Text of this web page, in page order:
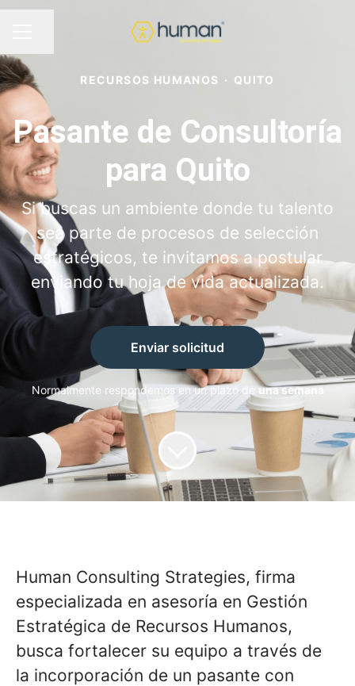
Compartir página
RECURSOS HUMANOS · QUITO
Pasante de Consultoría
para Quito
Si buscas un ambiente donde tu talento
sea parte de procesos de selección
estratégicos, te invitamos a postular
enviando tu hoja de vida actualizada.
Enviar solicitud
Normalmente respondemos en un plazo deuna semana
Human Consulting Strategies, firma
especializada en asesoría en Gestión
Estratégica de Recursos Humanos,
busca fortalecer su equipo a través de
la incorporación de un pasante con